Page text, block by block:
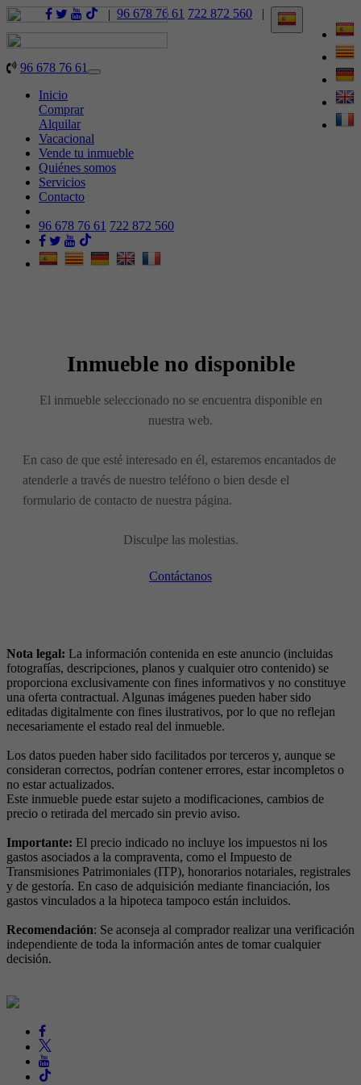
96 678 76 61 722 872 560 |
|
96 678 76 61
Toggle
Inicio
Comprar
Alquilar
Vacacional
Vende tu inmueble
Quiénes somos
Servicios
Contacto
96 678 76 61 722 872 560
Inmueble no disponible
El inmueble seleccionado no se encuentra disponible en
nuestra web.
En caso de que esté interesado en él, estaremos encantados de
atenderle a través de nuestro teléfono o bien desde el
formulario de contacto de nuestra página.
Disculpe las molestias.
Contáctanos
Nota legal: La información contenida en este anuncio (incluidas
fotografías, descripciones, planos y cualquier otro contenido) se
proporciona exclusivamente con fines informativos y no constituye
una oferta contractual. Algunas imágenes pueden haber sido
editadas digitalmente con fines ilustrativos, por lo que no reflejan
necesariamente el estado real del inmueble.
Los datos pueden haber sido facilitados por terceros y, aunque se
consideran correctos, podrían contener errores, estar incompletos o
no estar actualizados.
Este inmueble puede estar sujeto a modificaciones, cambios de
precio o retirada del mercado sin previo aviso.
Importante: El precio indicado no incluye los impuestos ni los
gastos asociados a la compraventa, como el Impuesto de
Transmisiones Patrimoniales (ITP), honorarios notariales, registrales
y de gestoría. En caso de adquisición mediante financiación, los
gastos vinculados a la hipoteca tampoco están incluidos.
Recomendación: Se aconseja al comprador realizar una verificación
independiente de toda la información antes de tomar cualquier
decisión.